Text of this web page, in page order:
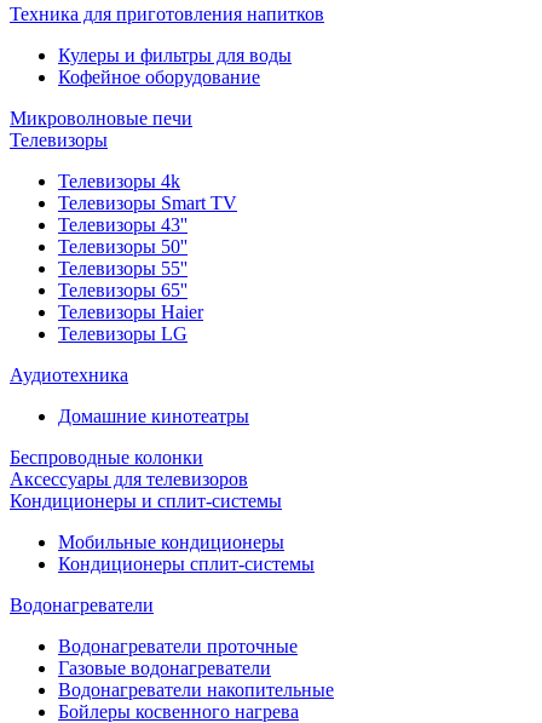
Техника для приготовления напитков
Кулеры и фильтры для воды
Кофейное оборудование
Микроволновые печи
Телевизоры
Телевизоры 4k
Телевизоры Smart TV
Телевизоры 43''
Телевизоры 50''
Телевизоры 55''
Телевизоры 65''
Телевизоры Haier
Телевизоры LG
Аудиотехника
Домашние кинотеатры
Беспроводные колонки
Аксессуары для телевизоров
Кондиционеры и сплит-системы
Мобильные кондиционеры
Кондиционеры сплит-системы
Водонагреватели
Водонагреватели проточные
Газовые водонагреватели
Водонагреватели накопительные
Бойлеры косвенного нагрева